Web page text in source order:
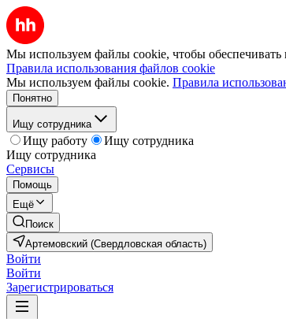
Мы используем файлы cookie, чтобы обеспечивать
Правила использования файлов cookie
Мы используем файлы cookie. Правила
Понятно
Ищу сотрудника
Ищу работу
Ищу сотрудника
Ищу сотрудника
Сервисы
Помощь
Ещё
Поиск
Артемовский (Свердловская область)
Войти
Войти
Зарегистрироваться